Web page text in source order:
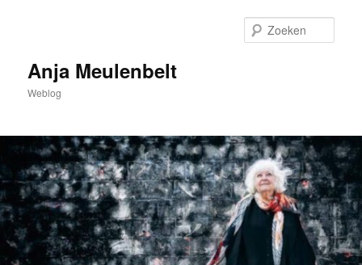
inhoudAnja Meulenbelt
Weblog